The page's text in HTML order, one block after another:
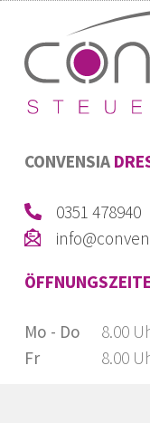
CONVENSIA
0351 478940
Mo - Do
8.00
Fr
8.00